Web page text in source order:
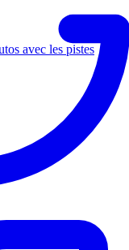
avec les pistes